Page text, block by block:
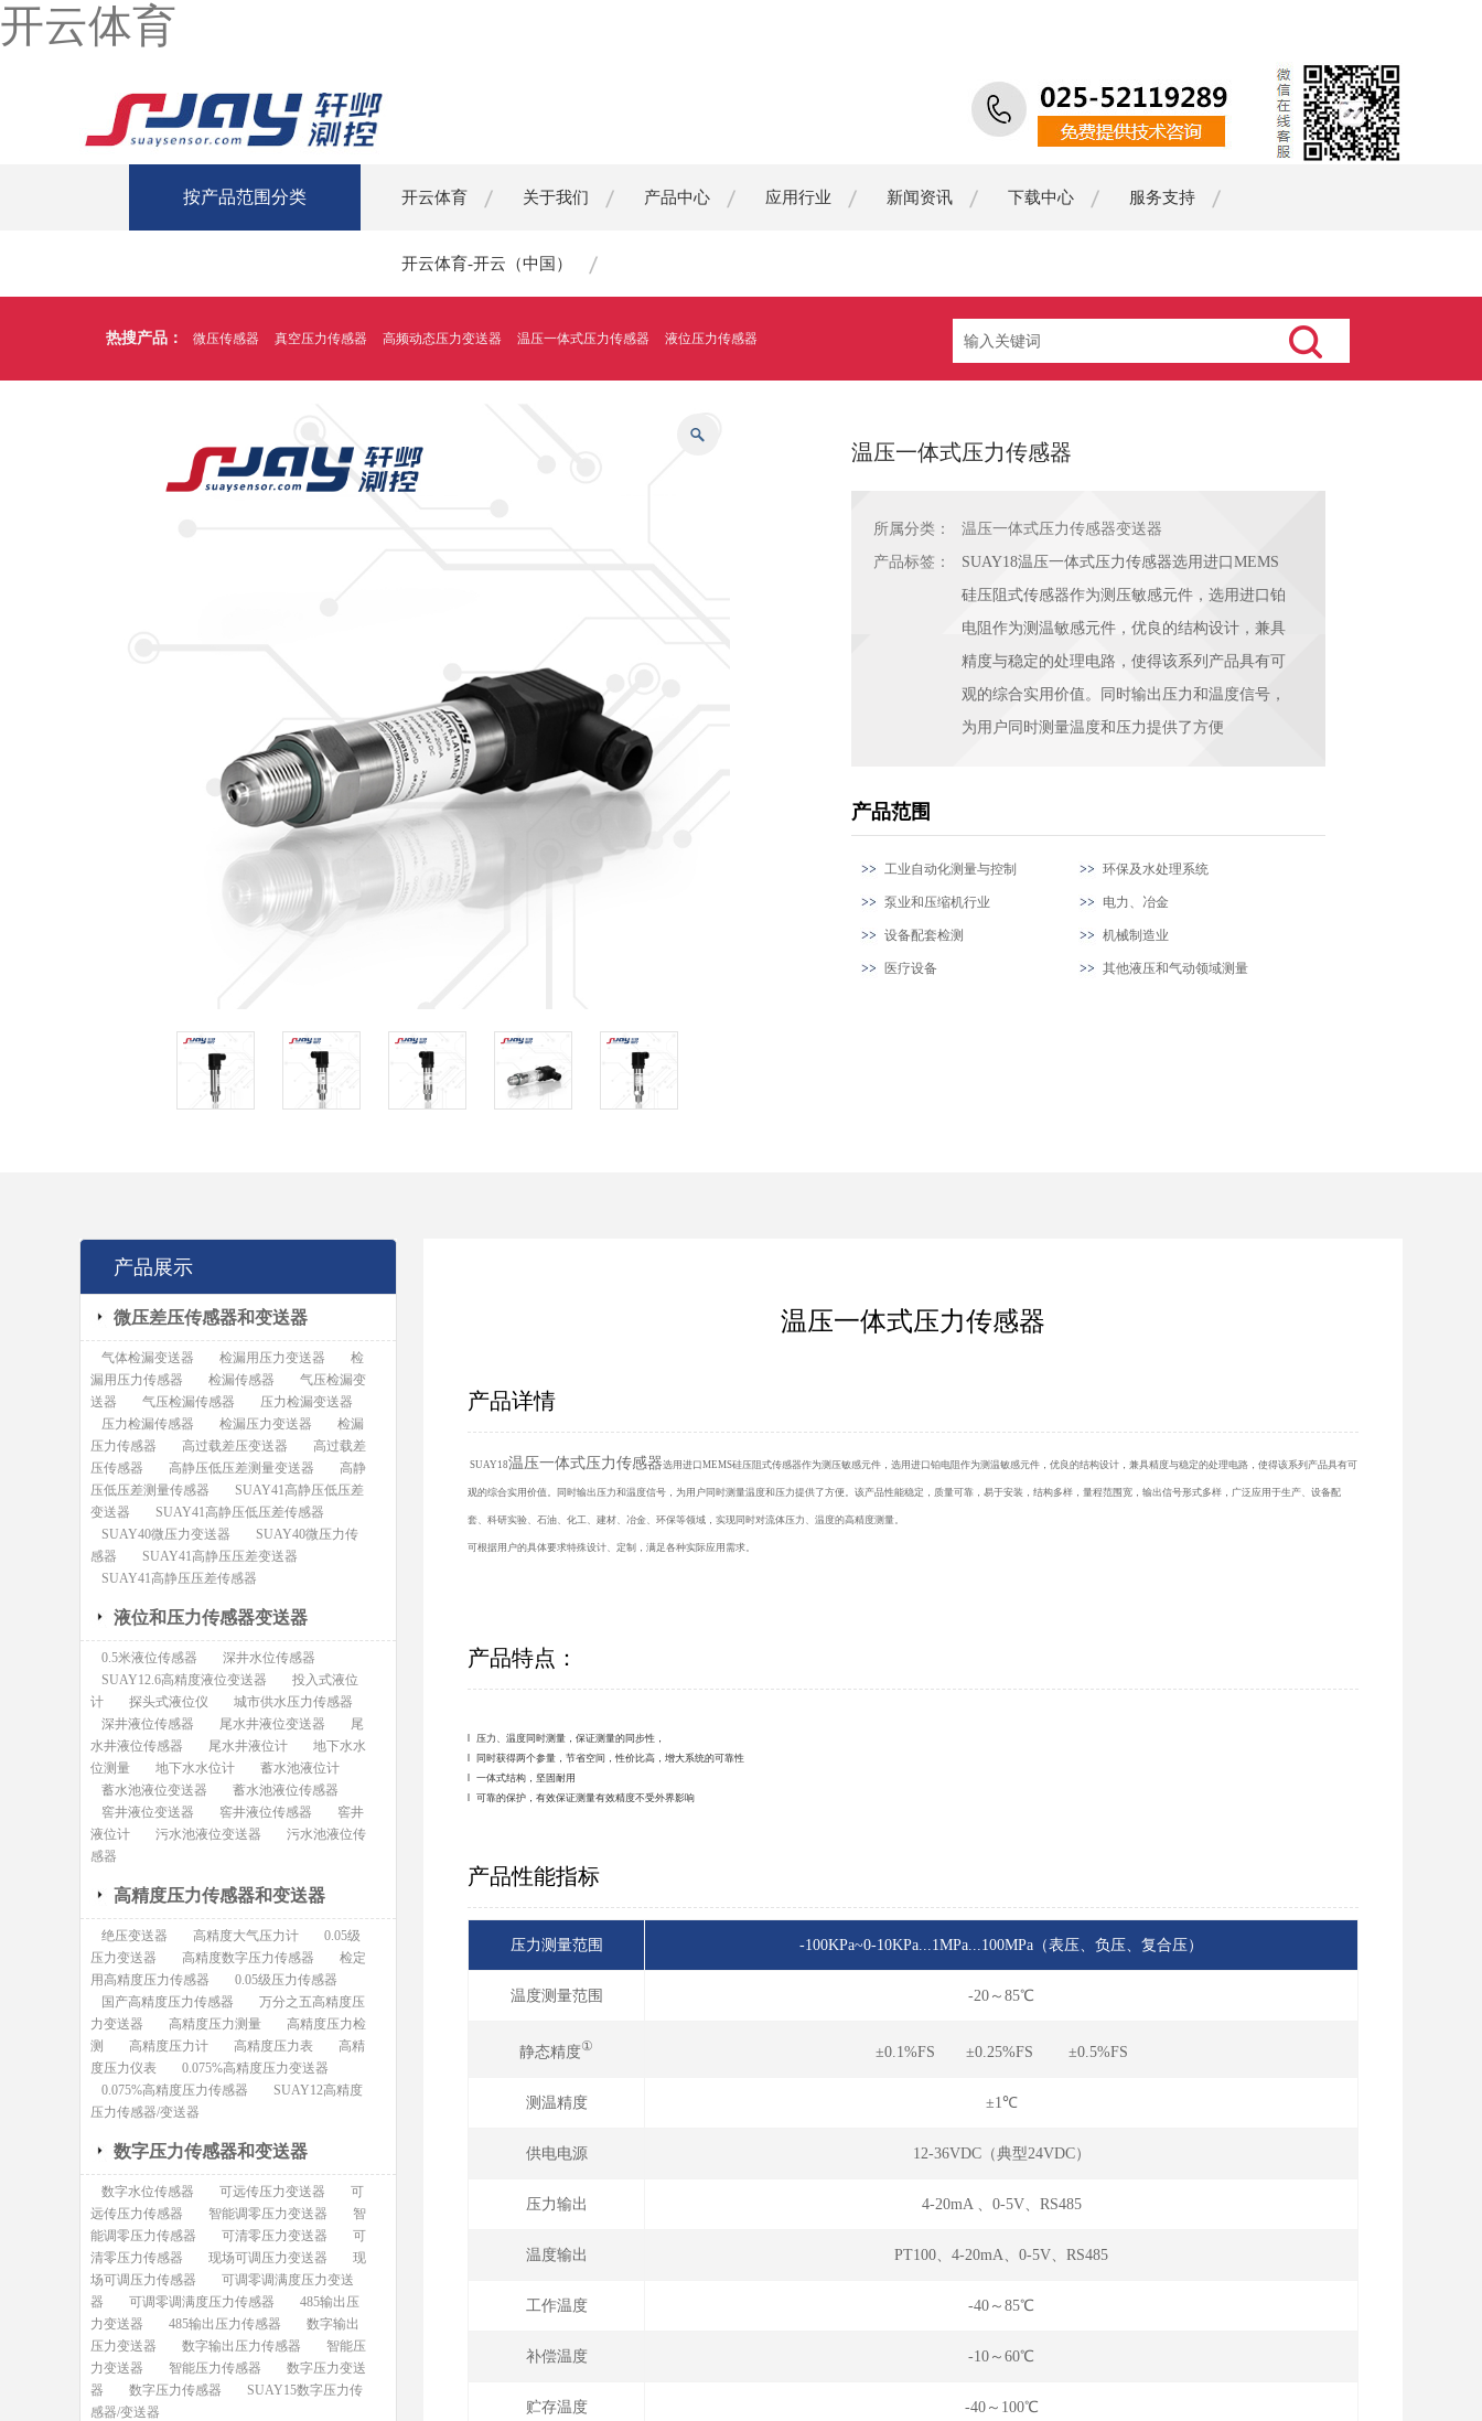
开云体育
按产品范围分类 开云体育 关于我们 产品中心 应用行业 新闻资讯 下载中心 服务支持
开云体育-开云（中国）
热搜产品： 微压传感器 真空压力传感器 高频动态压力变送器 温压一体式压力传感器 液位压力传感器
温压一体式压力传感器
所属分类：
温压一体式压力传感器变送器
产品标签：
SUAY18温压一体式压力传感器选用进口MEMS
硅压阻式传感器作为测压敏感元件，选用进口铂
电阻作为测温敏感元件，优良的结构设计，兼具
精度与稳定的处理电路，使得该系列产品具有可
观的综合实用价值。同时输出压力和温度信号，
为用户同时测量温度和压力提供了方便
产品范围
工业自动化测量与控制 环保及水处理系统
泵业和压缩机行业 电力、冶金
设备配套检测 机械制造业
医疗设备 其他液压和气动领域测量
温压一体式压力传感器
产品详情
SUAY18温压一体式压力传感器选用进口MEMS硅压阻式传感器作为测压敏感元件，选用进口铂电阻作为测温敏感元件，优良的结构设计，兼具精度与稳定的处理电路，使得该系列产品具有可
观的综合实用价值。同时输出压力和温度信号，为用户同时测量温度和压力提供了方便。该产品性能稳定，质量可靠，易于安装，结构多样，量程范围宽，输出信号形式多样，广泛应用于生产、设备配
套、科研实验、石油、化工、建材、冶金、环保等领域，实现同时对流体压力、温度的高精度测量。
可根据用户的具体要求特殊设计、定制，满足各种实际应用需求。
产品特点：
l 压力、温度同时测量，保证测量的同步性，
l 同时获得两个参量，节省空间，性价比高，增大系统的可靠性
l 一体式结构，坚固耐用
l 可靠的保护，有效保证测量有效精度不受外界影响
产品性能指标
压力测量范围 -100KPa~0-10KPa...1MPa...100MPa（表压、负压、复合压）
温度测量范围 -20～85℃
静态精度① ±0.1%FS ±0.25%FS ±0.5%FS
测温精度 ±1℃
供电电源 12-36VDC（典型24VDC）
压力输出 4-20mA 、0-5V、RS485
温度输出 PT100、4-20mA、0-5V、RS485
工作温度 -40～85℃
补偿温度 -10～60℃
贮存温度 -40～100℃
产品展示
微压差压传感器和变送器
气体检漏变送器 检漏用压力变送器
检
漏用压力传感器
检漏传感器
气压检漏变
送器
气压检漏传感器
压力检漏变送器
压力检漏传感器
检漏压力变送器
检漏
压力传感器
高过载差压变送器
高过载差
压传感器
高静压低压差测量变送器
高静
压低压差测量传感器
SUAY41高静压低压差
变送器
SUAY41高静压低压差传感器
SUAY40微压力变送器
SUAY40微压力传
感器
SUAY41高静压压差变送器
SUAY41高静压压差传感器
液位和压力传感器变送器
0.5米液位传感器
深井水位传感器
SUAY12.6高精度液位变送器
投入式液位
计
探头式液位仪
城市供水压力传感器
深井液位传感器
尾水井液位变送器
尾
水井液位传感器
尾水井液位计
地下水水
位测量
地下水水位计
蓄水池液位计
蓄水池液位变送器
蓄水池液位传感器
窖井液位变送器
窖井液位传感器
窖井
液位计
污水池液位变送器
污水池液位传
感器
高精度压力传感器和变送器
绝压变送器 高精度大气压力计
0.05级
压力变送器
高精度数字压力传感器
检定
用高精度压力传感器
0.05级压力传感器
国产高精度压力传感器
万分之五高精度压
力变送器
高精度压力测量
高精度压力检
测
高精度压力计 高精度压力表
高精
度压力仪表
0.075%高精度压力变送器
0.075%高精度压力传感器
SUAY12高精度
压力传感器/变送器
数字压力传感器和变送器
数字水位传感器 可远传压力变送器
可
远传压力传感器
智能调零压力变送器
智
能调零压力传感器
可清零压力变送器
可
清零压力传感器
现场可调压力变送器
现
场可调压力传感器
可调零调满度压力变送
器
可调零调满度压力传感器
485输出压
力变送器
485输出压力传感器
数字输出
压力变送器
数字输出压力传感器
智能压
力变送器
智能压力传感器
数字压力变送
器
数字压力传感器
SUAY15数字压力传
感器/变送器